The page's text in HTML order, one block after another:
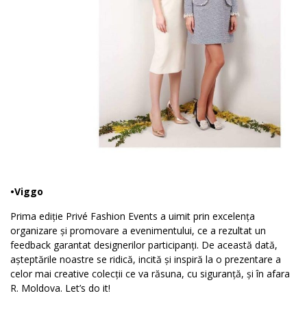
•Viggo
Prima ediție Privé Fashion Events a uimit prin excelența
organizare și promovare a evenimentului, ce a rezultat un
feedback garantat designerilor participanți. De această dată,
așteptările noastre se ridică, incită și inspiră la o prezentare a
celor mai creative colecții ce va răsuna, cu siguranță, și în afara
R. Moldova. Let’s do it!